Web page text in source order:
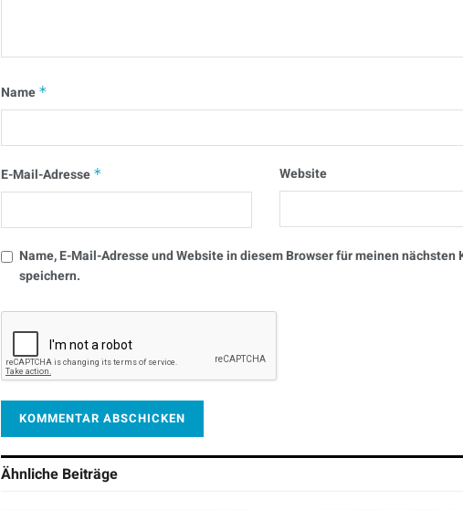
Name *
E-Mail-Adresse * Website
Name, E-Mail-Adresse und Website in diesem Browser für meinen nächsten
speichern.
Ähnliche Beiträge